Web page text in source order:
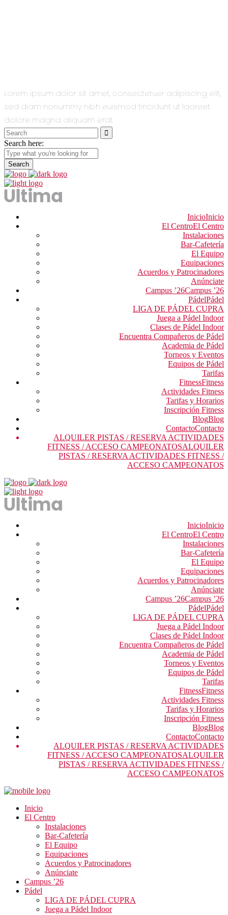
Lorem ipsum dolor sit amet, consectetuer adipiscing elit,
sed diam nonummy nibh euismod tincidunt ut laoreet
dolore magna aliquam erat
Search
for:
Search here:
InicioInicio
El CentroEl Centro
Instalaciones
Bar-Cafetería
El Equipo
Equipaciones
Acuerdos y Patrocinadores
Anúnciate
Campus ’26Campus ’26
PádelPádel
LIGA DE PÁDEL CUPRA
Juega a Pádel Indoor
Clases de Pádel Indoor
Encuentra Compañeros de Pádel
Academia de Pádel
Torneos y Eventos
Equipos de Pádel
Tarifas
FitnessFitness
Actividades Fitness
Tarifas y Horarios
Inscripción Fitness
BlogBlog
ContactoContacto
ALQUILER PISTAS / RESERVA ACTIVIDADES
FITNESS / ACCESO CAMPEONATOSALQUILER
PISTAS / RESERVA ACTIVIDADES FITNESS /
ACCESO CAMPEONATOS
InicioInicio
El CentroEl Centro
Instalaciones
Bar-Cafetería
El Equipo
Equipaciones
Acuerdos y Patrocinadores
Anúnciate
Campus ’26Campus ’26
PádelPádel
LIGA DE PÁDEL CUPRA
Juega a Pádel Indoor
Clases de Pádel Indoor
Encuentra Compañeros de Pádel
Academia de Pádel
Torneos y Eventos
Equipos de Pádel
Tarifas
FitnessFitness
Actividades Fitness
Tarifas y Horarios
Inscripción Fitness
BlogBlog
ContactoContacto
ALQUILER PISTAS / RESERVA ACTIVIDADES
FITNESS / ACCESO CAMPEONATOSALQUILER
PISTAS / RESERVA ACTIVIDADES FITNESS /
ACCESO CAMPEONATOS
Inicio
El Centro
Instalaciones
Bar-Cafetería
El Equipo
Equipaciones
Acuerdos y Patrocinadores
Anúnciate
Campus ’26
Pádel
LIGA DE PÁDEL CUPRA
Juega a Pádel Indoor